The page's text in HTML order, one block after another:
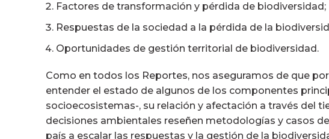
Factores de transformación y pérdida de biodiversidad;
Respuestas de la sociedad a la pérdida de la
Oportunidades de gestión territorial de biodiversidad.
Como en todos los Reportes, nos aseguramos de que
entender el estado de algunos de los componentes
socioecosistemas-, su relación y afectación a través del
decisiones ambientales reseñen metodologías y casos
país a escalar las respuestas y la gestión de la